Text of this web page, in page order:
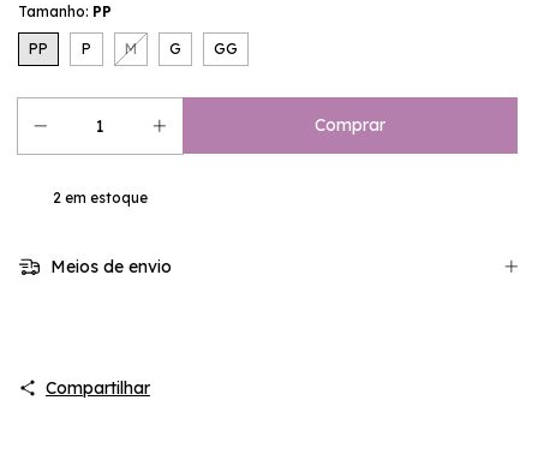
Tamanho: PP
PP P M G GG
2 em estoque
Meios de envio
Compartilhar